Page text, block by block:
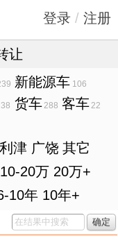
登录 / 注册
让
新能源车 106
38 货车 288 客车 22
利津 广饶 其它
10-20万 20万+
10年 10年+
确定